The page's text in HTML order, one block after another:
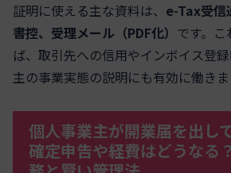
証明に使える主な資料は、 e-Tax受信
書控、受理メール（PDF化） です。
ば、取引先への信用やインボイス登
主の事業実態の説明にも有効に働きま
個人事業主が開業届を出し
確定申告や経費はどうなる